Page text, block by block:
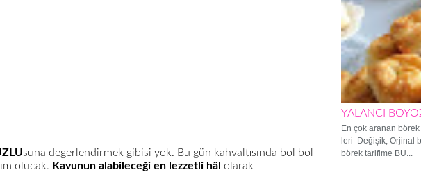
suna degerlendirmek gibisi yok. Bu gün kahvaltısında bol bol
olucak. Kavunun alabileceği en lezzetli hâl olarak
YALANCI
En çok aranan
leri Değişik, Orjinal
börek tarifime BU...